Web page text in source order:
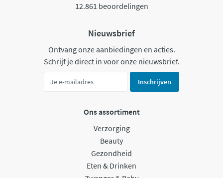
12.861 beoordelingen
Nieuwsbrief
Ontvang onze aanbiedingen en acties.
Schrijf je direct in voor onze nieuwsbrief.
Inschrijven
Ons assortiment
Verzorging
Beauty
Gezondheid
Eten & Drinken